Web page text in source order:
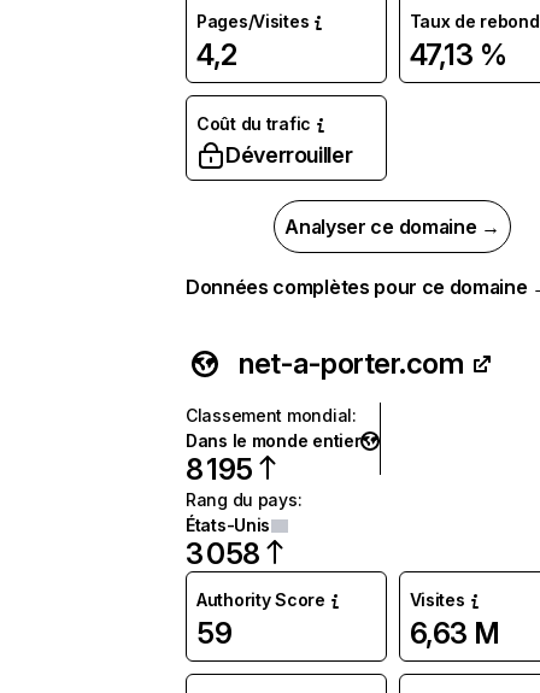
Pages/Visites
4,2
Taux de rebond
47,13 %
Coût du trafic
Déverrouiller
Analyser ce domaine →
Données complètes pour ce domaine
net-a-porter.com
Classement mondial:
Dans le monde entier
8 195
Rang du pays:
États-Unis
3 058
Authority Score
59
Visites
6,63 M